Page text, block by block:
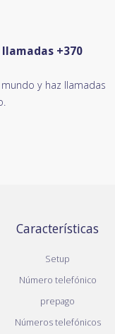
+370
y haz llamadas
Características
Setup
Número telefónico
prepago
Números telefónicos